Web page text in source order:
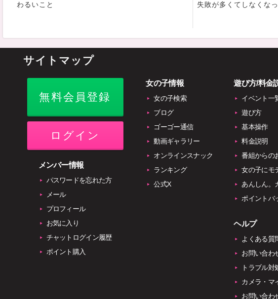
わるいこと
失敗が多くてしなくな
サイトマップ
無料会員登録
ログイン
メンバー情報
パスワードを忘れた方
メール
プロフィール
お気に入り
チャットログイン履歴
ポイント購入
女の子情報
女の子検索
ブログ
ゴーゴー通信
動画ギャラリー
オンラインスナック
ランキング
公式X
遊び方/料金
イベント一
遊び方
基本操作
料金説明
番組からの
女の子にモ
あんしん。
ポイントバ
ヘルプ
よくある質
お問い合わ
トラブル対
カメラ・マ
お問い合わ